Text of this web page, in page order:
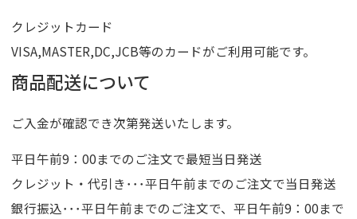
クレジットカード
VISA,MASTER,DC,JCB等のカードがご利用可能です。
商品配送について
ご入金が確認でき次第発送いたします。
平日午前9：00までのご注文で最短当日発送
クレジット・代引き･･･平日午前までのご注文で当日発送
銀行振込･･･平日午前までのご注文で、平日午前9：00まで